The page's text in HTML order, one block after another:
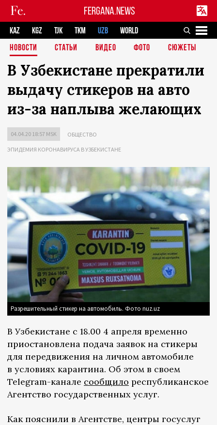
FERGANA.NEWS
KAZ KGZ TJK TKM UZB
WORLD
НОВОСТИ
СТАТЬИ ВИДЕО ФОТО СЮЖЕТЫ
В Узбекистане прекратили
выдачу стикеров на авто
из-за наплыва желающих
04.04.20 18:57 MSK ОБЩЕСТВО
ЭПИДЕМИЯ КОРОНАВИРУСА В УЗБЕКИСТАНЕ
Разрешительный стикер на автомобиль. Фото nuz.uz
В Узбекистане с 18.00 4 апреля временно
приостановлена подача заявок на стикеры
для передвижения на личном автомобиле
в условиях карантина. Об этом в своем
Telegram-канале сообщило республиканское
Агентство государственных услуг.
Как пояснили в Агентстве, центры госуслуг